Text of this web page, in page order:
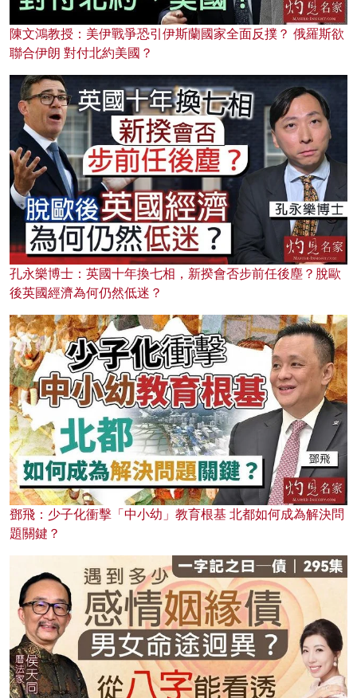
陳文鴻教授：美伊戰爭恐引伊斯蘭國家全面反撲？ 俄羅斯欲
聯合伊朗 對付北約美國？
孔永樂博士：英國十年換七相，新揆會否步前任後塵？脫歐
後英國經濟為何仍然低迷？
鄧飛：少子化衝擊「中小幼」教育根基 北都如何成為解決問
題關鍵？